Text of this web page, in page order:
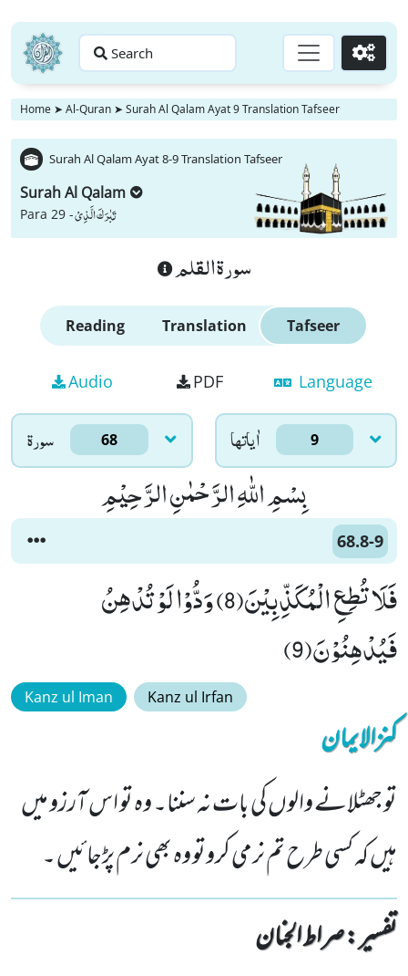
Search Go
Home ➤ Al-Quran ➤ Surah Al Qalam Ayat 9 Translation Tafseer
Surah Al Qalam Ayat 8-9 Translation Tafseer
Surah Al Qalam
Para 29 -تَبٰرَكَ الَّذِیْ
سورة القلم
Reading Translation Tafseer
Audio PDF Language
سورۃ 68 اٰياتها 9
بِسْمِ اللّٰهِ الرَّحْمٰنِ الرَّحِیْمِ
68.8-9
فَلَا تُطِعِ الْمُكَذِّبِیْنَ(8) وَدُّوْا لَوْ تُدْهِنُ
فَیُدْهِنُوْنَ(9)
Kanz ul Iman Kanz ul Irfan
کنزالایمان
تو جھٹلانے والوں کی بات نہ سننا۔ وہ تو اس آرزو میں
ہیں کہ کسی طرح تم نرمی کروتو وہ بھی نرم پڑجائیں ۔
تفسیر : ‎صراط الجنان